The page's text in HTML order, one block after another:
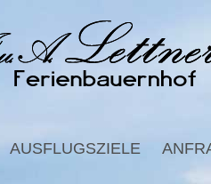
AUSFLUGSZIELE